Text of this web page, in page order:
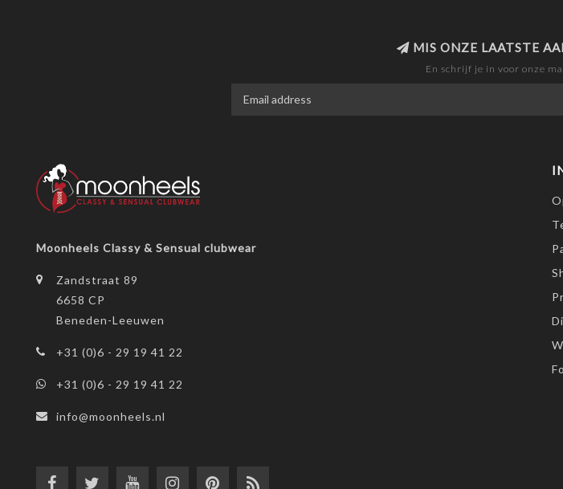
MIS ONZE LAATSTE
En schrijf je in voor onze
Moonheels Classy & Sensual clubwear
Zandstraat 89
6658 CP
Beneden-Leeuwen
+31 (0)6 - 29 19 41 22
+31 (0)6 - 29 19 41 22
info@moonheels.nl